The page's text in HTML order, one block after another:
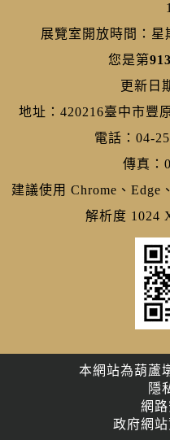
展覽室開放時間：星
您是第
更新日
地址：420216臺中市豐
電話：04-
傳真：
建議使用 Chrome、Edge
解析度 1024
本網站為葫蘆
隱
網
政府網